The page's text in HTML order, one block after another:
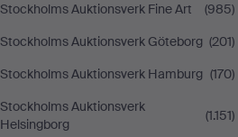
Stockholms Auktionsverk Fine Art
(985)
Stockholms Auktionsverk Göteborg (201)
Stockholms Auktionsverk Hamburg (170)
Stockholms Auktionsverk
Helsingborg
(1.151)